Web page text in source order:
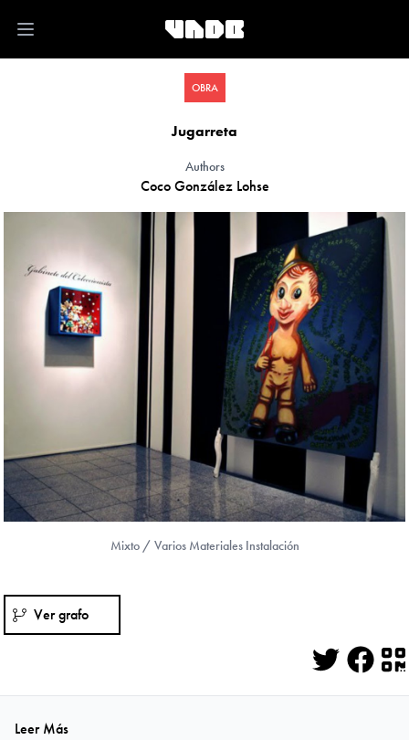
Open main menu
OBRA
Jugarreta
Authors
Coco González Lohse
Mixto / Varios Materiales Instalación
Ver grafo
Twitter
Leer Más